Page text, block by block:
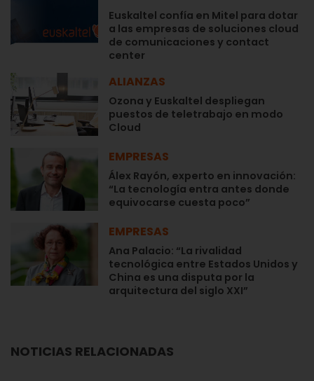
Euskaltel confía en Mitel para dotar
a las empresas de soluciones cloud
de comunicaciones y contact
center
ALIANZAS
Ozona y Euskaltel despliegan
puestos de teletrabajo en modo
Cloud
EMPRESAS
Álex Rayón, experto en innovación:
“La tecnología entra antes donde
equivocarse cuesta poco”
EMPRESAS
Ana Palacio: “La rivalidad
tecnológica entre Estados Unidos y
China es una disputa por la
arquitectura del siglo XXI”
NOTICIAS RELACIONADAS